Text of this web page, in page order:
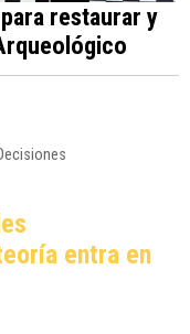
restaurar y
entra en